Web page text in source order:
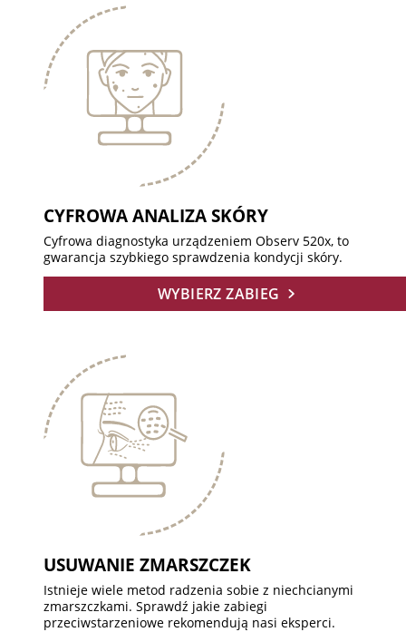
CYFROWA ANALIZA SKÓRY
Cyfrowa diagnostyka urządzeniem Observ 520x, to
gwarancja szybkiego sprawdzenia kondycji skóry.
WYBIERZ ZABIEG
USUWANIE ZMARSZCZEK
Istnieje wiele metod radzenia sobie z niechcianymi
zmarszczkami. Sprawdź jakie zabiegi
przeciwstarzeniowe rekomendują nasi eksperci.